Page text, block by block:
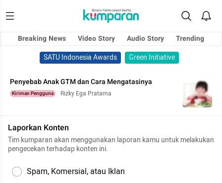
Breaking News Video Story Audio Story
Trending
SATU Indonesia Awards
Green Initiative
Penyebab Anak GTM dan Cara Mengatasinya
Kiriman Pengguna Rizky Ega Pratama
Laporkan Konten
Tim kumparan akan menggunakan laporan kamu untuk melakukan
pengecekan terhadap konten ini.
Spam, Komersial, atau Iklan